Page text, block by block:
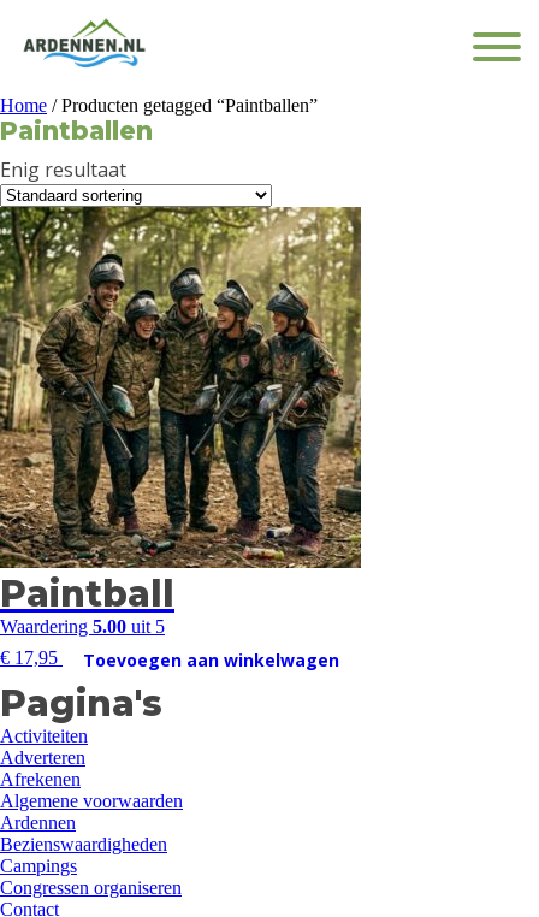
Home / Producten getagged “Paintballen”
Paintballen
Enig resultaat
Paintball
Waardering 5.00 uit 5
€ 17,95 Toevoegen aan winkelwagen
Pagina's
Activiteiten
Adverteren
Afrekenen
Algemene voorwaarden
Ardennen
Bezienswaardigheden
Campings
Congressen organiseren
Contact